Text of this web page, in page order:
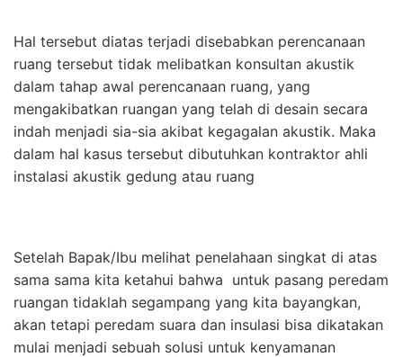
Hal tersebut diatas terjadi disebabkan perencanaan
ruang tersebut tidak melibatkan konsultan akustik
dalam tahap awal perencanaan ruang, yang
mengakibatkan ruangan yang telah di desain secara
indah menjadi sia-sia akibat kegagalan akustik. Maka
dalam hal kasus tersebut dibutuhkan kontraktor ahli
instalasi akustik gedung atau ruang
Setelah Bapak/Ibu melihat penelahaan singkat di atas
sama sama kita ketahui bahwa untuk pasang peredam
ruangan tidaklah segampang yang kita bayangkan,
akan tetapi peredam suara dan insulasi bisa dikatakan
mulai menjadi sebuah solusi untuk kenyamanan